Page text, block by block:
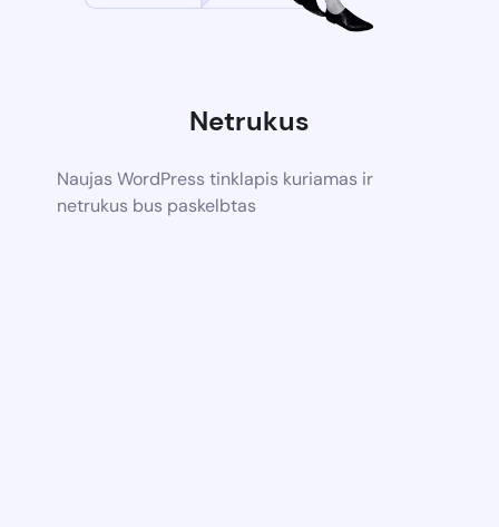
Netrukus
Naujas WordPress tinklapis kuriamas ir
netrukus bus paskelbtas